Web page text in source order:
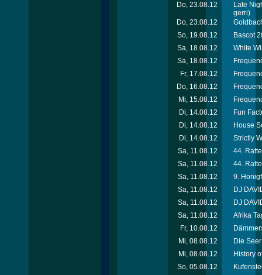
Do, 23.08.12
Late
gerri)
Do, 23.08.12
So, 19.08.12
Bascot
Sa, 18.08.12
White
Sa, 18.08.12
Fr, 17.08.12
Do, 16.08.12
Mi, 15.08.12
Di, 14.08.12
Fun
Di, 14.08.12
House
Di, 14.08.12
Strictly
Sa, 11.08.12
44.
Sa, 11.08.12
44.
Sa, 11.08.12
9.
Sa, 11.08.12
DJ
Sa, 11.08.12
DJ
Sa, 11.08.12
Afrika
Fr, 10.08.12
Mi, 08.08.12
Die
Mi, 08.08.12
History
So, 05.08.12